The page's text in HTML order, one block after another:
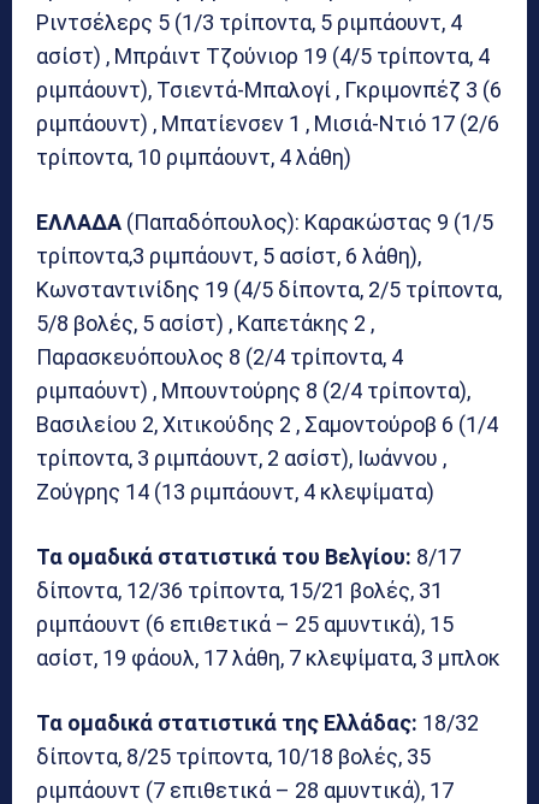
Ριντσέλερς 5 (1/3 τρίποντα, 5 ριμπάουντ, 4
ασίστ) , Μπράιντ Τζούνιορ 19 (4/5 τρίποντα, 4
ριμπάουντ), Τσιεντά-Μπαλογί , Γκριμονπέζ 3 (6
ριμπάουντ) , Μπατίενσεν 1 , Μισιά-Ντιό 17 (2/6
τρίποντα, 10 ριμπάουντ, 4 λάθη)
ΕΛΛΑΔΑ (Παπαδόπουλος): Καρακώστας 9 (1/5
τρίποντα,3 ριμπάουντ, 5 ασίστ, 6 λάθη),
Κωνσταντινίδης 19 (4/5 δίποντα, 2/5 τρίποντα,
5/8 βολές, 5 ασίστ) , Καπετάκης 2 ,
Παρασκευόπουλος 8 (2/4 τρίποντα, 4
ριμπαόυντ) , Μπουντούρης 8 (2/4 τρίποντα),
Βασιλείου 2, Χιτικούδης 2 , Σαμοντούροβ 6 (1/4
τρίποντα, 3 ριμπάουντ, 2 ασίστ), Ιωάννου ,
Ζούγρης 14 (13 ριμπάουντ, 4 κλεψίματα)
Τα ομαδικά στατιστικά του Βελγίου: 8/17
δίποντα, 12/36 τρίποντα, 15/21 βολές, 31
ριμπάουντ (6 επιθετικά – 25 αμυντικά), 15
ασίστ, 19 φάουλ, 17 λάθη, 7 κλεψίματα, 3 μπλοκ
Τα ομαδικά στατιστικά της Ελλάδας: 18/32
δίποντα, 8/25 τρίποντα, 10/18 βολές, 35
ριμπάουντ (7 επιθετικά – 28 αμυντικά), 17